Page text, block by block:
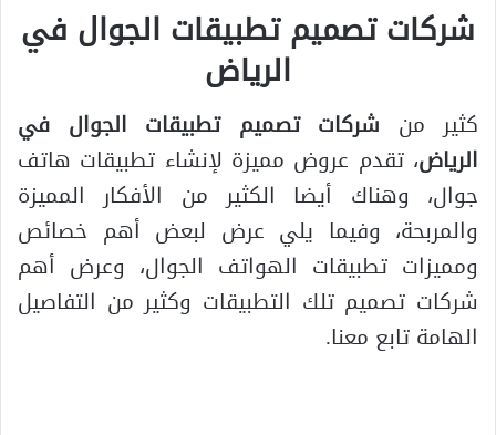
شركات تصميم تطبيقات الجوال في
الرياض
كثير من شركات تصميم تطبيقات الجوال في
الرياض، تقدم عروض مميزة لإنشاء تطبيقات هاتف
جوال، وهناك أيضا الكثير من الأفكار المميزة
والمربحة، وفيما يلي عرض لبعض أهم خصائص
ومميزات تطبيقات الهواتف الجوال، وعرض أهم
شركات تصميم تلك التطبيقات وكثير من التفاصيل
الهامة تابع معنا.